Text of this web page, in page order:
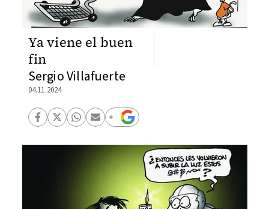
Ya viene el buen
fin
Sergio Villafuerte
04.11.2024